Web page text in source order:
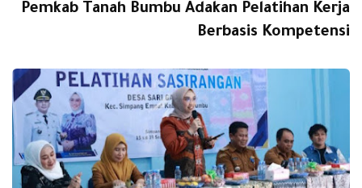
Pemkab Tanah Bumbu Adakan Pelatihan Kerja
Berbasis Kompetensi